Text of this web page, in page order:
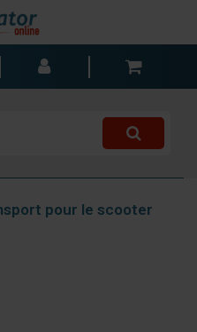
pour le scooter